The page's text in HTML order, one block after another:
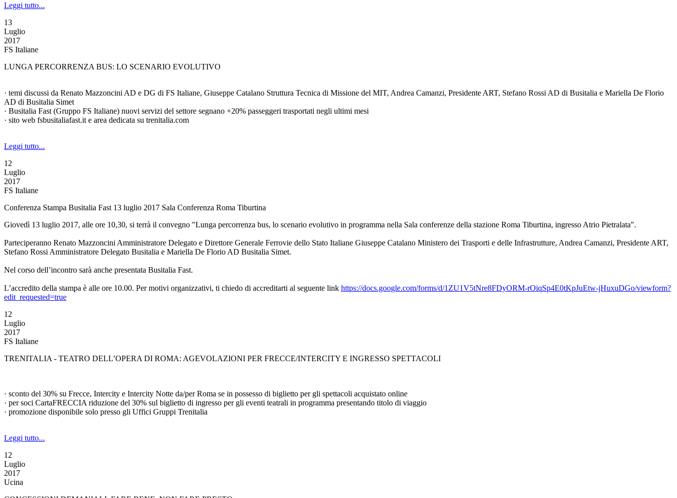
Leggi tutto...
13
Luglio
2017
FS Italiane
LUNGA PERCORRENZA BUS: LO SCENARIO EVOLUTIVO
· temi discussi da Renato Mazzoncini AD e DG di FS Italiane, Giuseppe Catalano Struttura Tecnica di Missione del MIT, Andrea Camanzi, Presidente ART, Stefano Rossi AD di Busitalia e Mariella De Florio
AD di Busitalia Simet
· Busitalia Fast (Gruppo FS Italiane) nuovi servizi del settore segnano +20% passeggeri trasportati negli ultimi mesi
· sito web fsbusitaliafast.it e area dedicata su trenitalia.com
Leggi tutto...
12
Luglio
2017
FS Italiane
Conferenza Stampa Busitalia Fast 13 luglio 2017 Sala Conferenza Roma Tiburtina
Giovedì 13 luglio 2017, alle ore 10,30, si terrà il convegno "Lunga percorrenza bus, lo scenario evolutivo in programma nella Sala conferenze della stazione Roma Tiburtina, ingresso Atrio Pietralata".
Parteciperanno Renato Mazzoncini Amministratore Delegato e Direttore Generale Ferrovie dello Stato Italiane Giuseppe Catalano Ministero dei Trasporti e delle Infrastrutture, Andrea Camanzi, Presidente ART,
Stefano Rossi Amministratore Delegato Busitalia e Mariella De Florio AD Busitalia Simet.
Nel corso dell’incontro sarà anche presentata Busitalia Fast.
L’accredito della stampa è alle ore 10.00. Per motivi organizzativi, ti chiedo di accreditarti al seguente link https://docs.google.com/forms/d/1ZU1V5tNre8FDyORM-rOiqSp4E0tKpJuEtw-jHuxuDGo/viewform?
edit_requested=true
12
Luglio
2017
FS Italiane
TRENITALIA - TEATRO DELL’OPERA DI ROMA: AGEVOLAZIONI PER FRECCE/INTERCITY E INGRESSO SPETTACOLI
· sconto del 30% su Frecce, Intercity e Intercity Notte da/per Roma se in possesso di biglietto per gli spettacoli acquistato online
· per soci CartaFRECCIA riduzione del 30% sul biglietto di ingresso per gli eventi teatrali in programma presentando titolo di viaggio
· promozione disponibile solo presso gli Uffici Gruppi Trenitalia
Leggi tutto...
12
Luglio
2017
Ucina